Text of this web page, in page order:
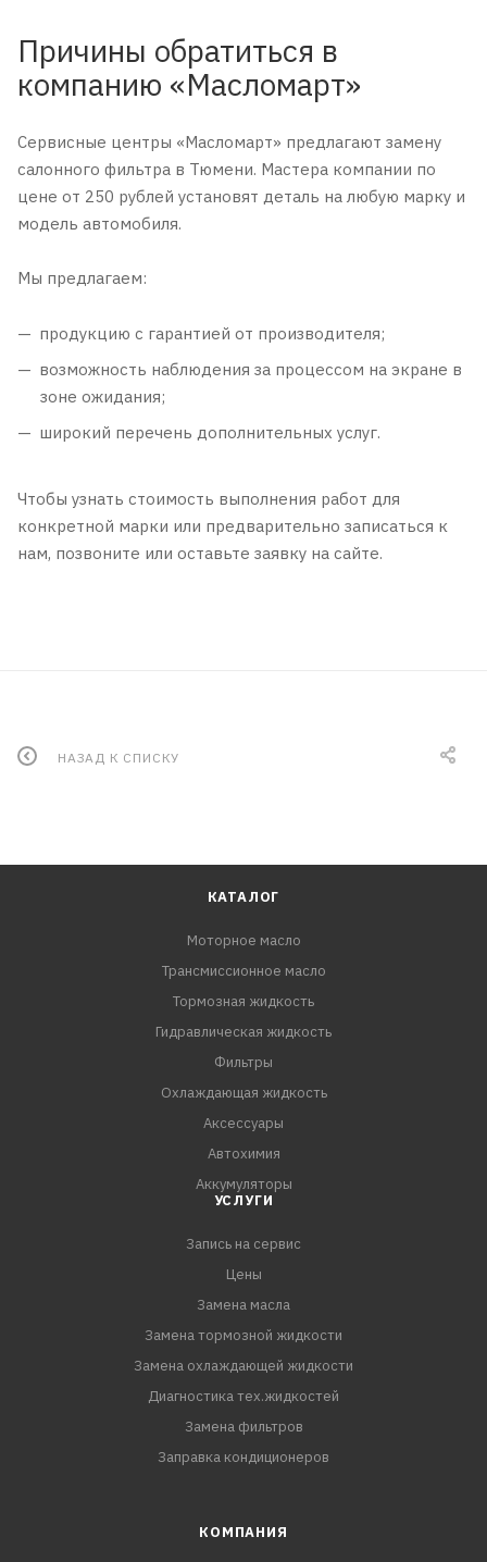
Причины обратиться в
компанию «Масломарт»
Сервисные центры «Масломарт» предлагают замену
салонного фильтра в Тюмени. Мастера компании по
цене от 250 рублей установят деталь на любую марку и
модель автомобиля.
Мы предлагаем:
продукцию с гарантией от производителя;
возможность наблюдения за процессом на экране в
зоне ожидания;
широкий перечень дополнительных услуг.
Чтобы узнать стоимость выполнения работ для
конкретной марки или предварительно записаться к
нам, позвоните или оставьте заявку на сайте.
НАЗАД К СПИСКУ
КАТАЛОГ
Моторное масло
Трансмиссионное масло
Тормозная жидкость
Гидравлическая жидкость
Фильтры
Охлаждающая жидкость
Аксессуары
Автохимия
Аккумуляторы
УСЛУГИ
Запись на сервис
Цены
Замена масла
Замена тормозной жидкости
Замена охлаждающей жидкости
Диагностика тех.жидкостей
Замена фильтров
Заправка кондиционеров
КОМПАНИЯ